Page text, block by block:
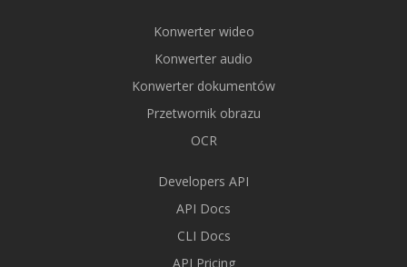
Konwerter wideo
Konwerter audio
Konwerter dokumentów
Przetwornik obrazu
OCR
Developers API
API Docs
CLI Docs
API Pricing